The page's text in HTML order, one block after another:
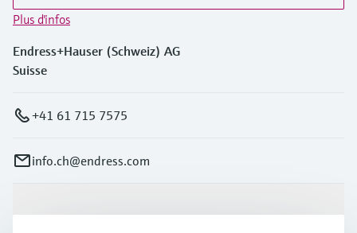
Plus d'infos
Endress+Hauser (Schweiz) AG
Suisse
+41 61 715 7575
info.ch@endress.com
Produits et services